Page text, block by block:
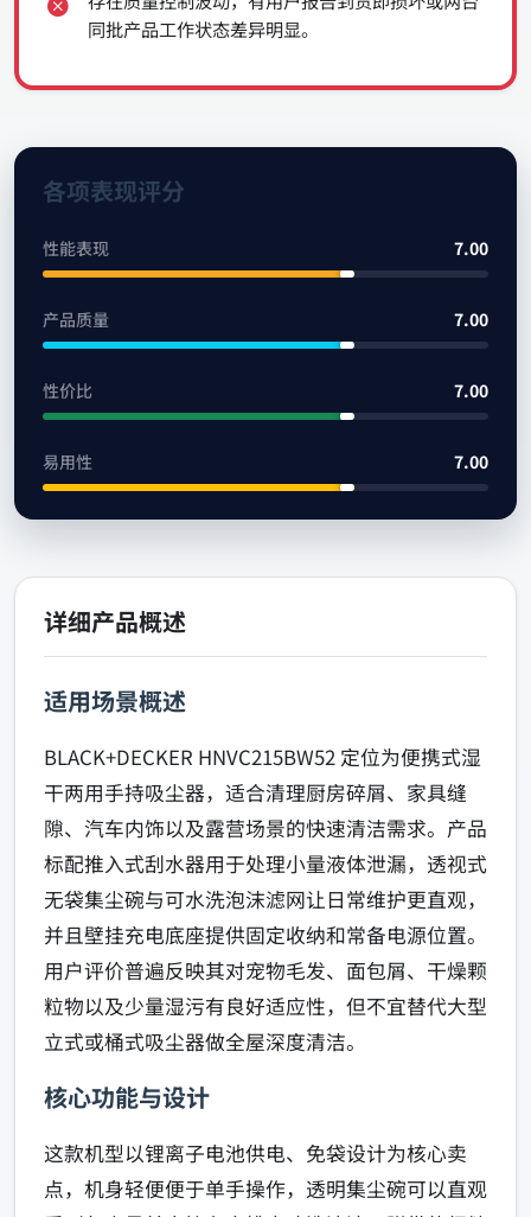
同批产品工作状态差异明显。
各项表现评分
性能表现 7.00
产品质量 7.00
性价比 7.00
易用性 7.00
详细产品概述
适用场景概述
BLACK+DECKER HNVC215BW52 定位为便携式湿
干两用手持吸尘器，适合清理厨房碎屑、家具缝
隙、汽车内饰以及露营场景的快速清洁需求。产品
标配推入式刮水器用于处理小量液体泄漏，透视式
无袋集尘碗与可水洗泡沫滤网让日常维护更直观，
并且壁挂充电底座提供固定收纳和常备电源位置。
用户评价普遍反映其对宠物毛发、面包屑、干燥颗
粒物以及少量湿污有良好适应性，但不宜替代大型
立式或桶式吸尘器做全屋深度清洁。
核心功能与设计
这款机型以锂离子电池供电、免袋设计为核心卖
点，机身轻便便于单手操作，透明集尘碗可以直观